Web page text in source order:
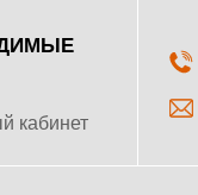
кабинет